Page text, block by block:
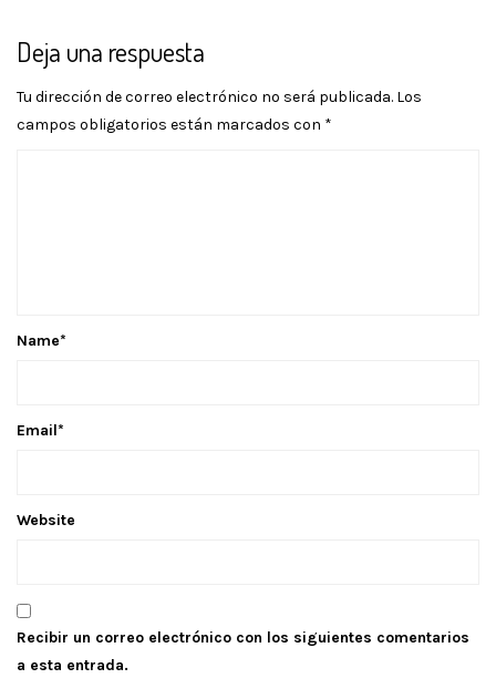
Deja una respuesta
Tu dirección de correo electrónico no será publicada. Los
campos obligatorios están marcados con *
Name*
Email*
Website
Recibir un correo electrónico con los siguientes comentarios
a esta entrada.